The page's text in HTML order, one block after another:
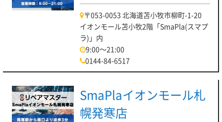
〒053-0053 北海道苫小牧市柳町-1-20
イオンモール苫小牧2階「SmaPla(スマプ
ラ)」内
9:00～21:00
0144-84-6517
SmaPlaイオンモール札
幌発寒店